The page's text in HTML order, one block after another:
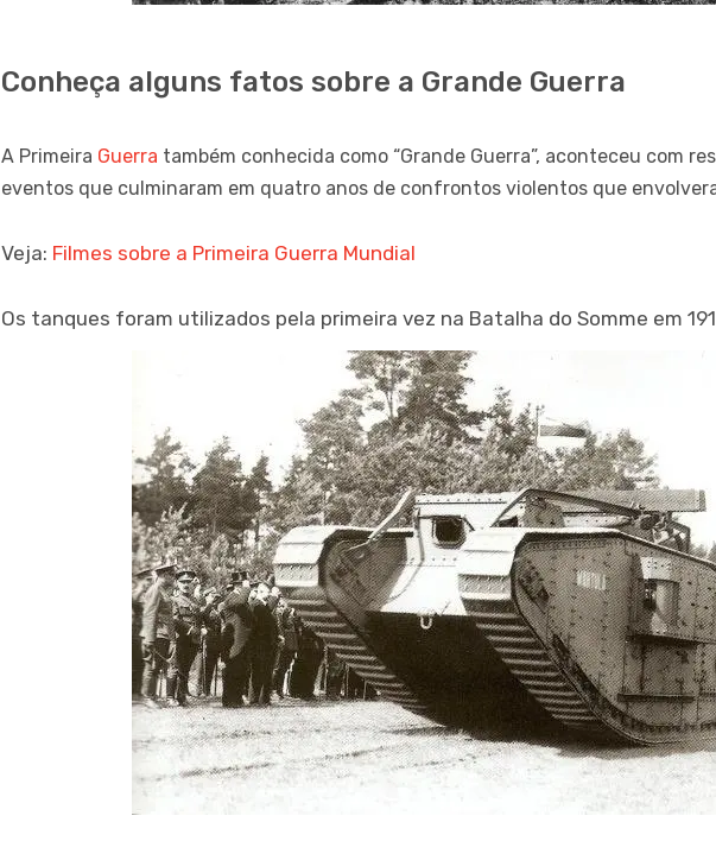
Conheça alguns fatos sobre a Grande Guerra
A Primeira Guerra também conhecida como “Grande Guerra”, aconteceu com
eventos que culminaram em quatro anos de confrontos violentos que
Veja: Filmes sobre a Primeira Guerra Mundial
Os tanques foram utilizados pela primeira vez na Batalha do Somme em